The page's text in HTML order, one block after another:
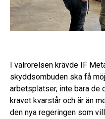
I valrörelsen krävde IF
skyddsombuden ska få
arbetsplatser, inte bara de
kravet kvarstår och är än
den nya regeringen som